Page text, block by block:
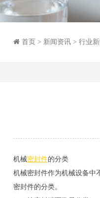
首页 > 新闻资讯> 行业新
机械密封件的分类
机械密封件作为机械设备中
密封件的分类。